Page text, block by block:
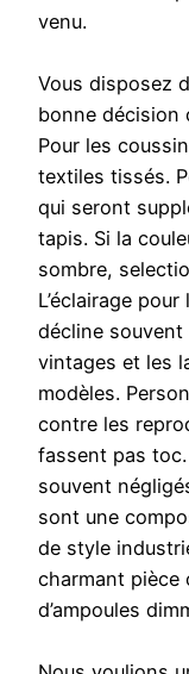
venu.
Vous disposez
bonne décision
Pour les
textiles tissés.
qui seront
tapis. Si la
sombre,
L’éclairage
décline souvent
vintages et les
modèles.
contre les
fassent pas
souvent
sont une
de style
charmant pièce
d’ampoules